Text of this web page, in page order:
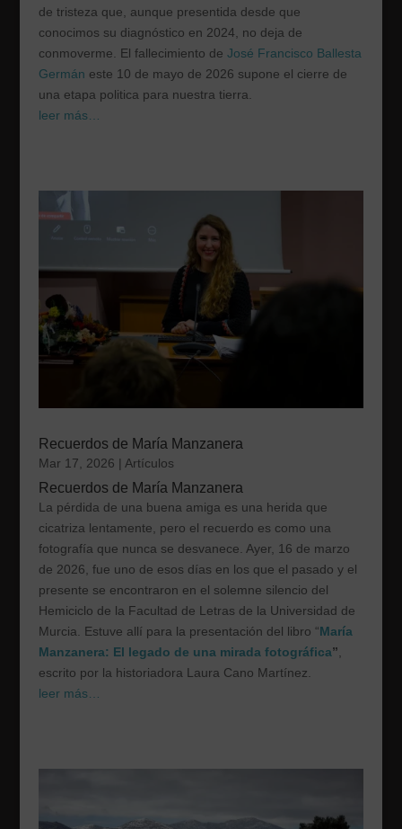
de tristeza que, aunque presentida desde que
conocimos su diagnóstico en 2024, no deja de
conmoverme. El fallecimiento de José Francisco Ballesta
Germán este 10 de mayo de 2026 supone el cierre de
una etapa politica para nuestra tierra.
leer más…
Recuerdos de María Manzanera
Mar 17, 2026 | Artículos
Recuerdos de María Manzanera
La pérdida de una buena amiga es una herida que
cicatriza lentamente, pero el recuerdo es como una
fotografía que nunca se desvanece. Ayer, 16 de marzo
de 2026, fue uno de esos días en los que el pasado y el
presente se encontraron en el solemne silencio del
Hemiciclo de la Facultad de Letras de la Universidad de
Murcia. Estuve allí para la presentación del libro “María
Manzanera: El legado de una mirada fotográfica”,
escrito por la historiadora Laura Cano Martínez.
leer más…